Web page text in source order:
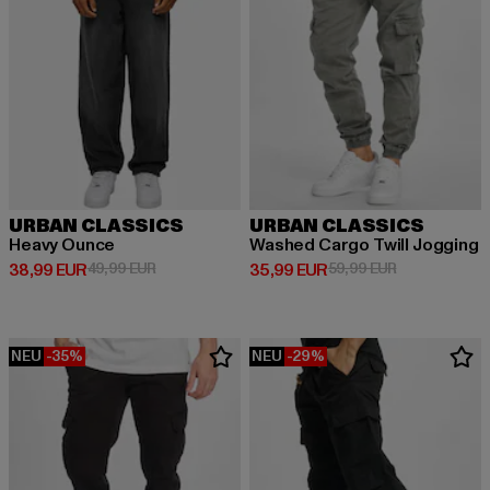
URBAN CLASSICS
Heavy Ounce
38,99 EUR
Derzeitiger Preis: 38,99 EUR
49,99 EURAktionspreis: 49,99 EUR
URBAN CLASSICS
Washed Cargo Twill Jogging
35,99 EUR
Derzeitiger Preis: 35,99 EUR
59,99 EURAktionspreis:
NEU -35% NEU -29%